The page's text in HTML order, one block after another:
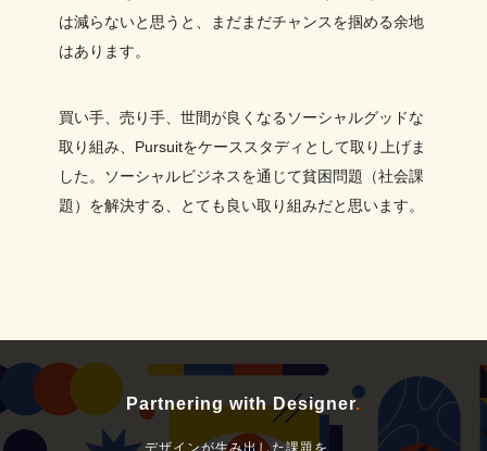
は減らないと思うと、まだまだチャンスを掴める余地
はあります。
買い手、売り手、世間が良くなるソーシャルグッドな
取り組み、Pursuitをケーススタディとして取り上げま
した。ソーシャルビジネスを通じて貧困問題（社会課
題）を解決する、とても良い取り組みだと思います。
Partnering with Designer.
デザインが生み出した課題を、